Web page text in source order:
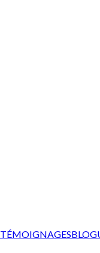
TÉMOIGNAGES